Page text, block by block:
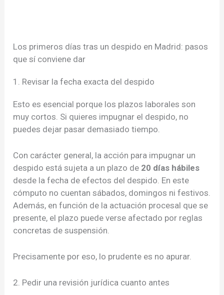
Los primeros días tras un despido en Madrid: pasos
que sí conviene dar
1. Revisar la fecha exacta del despido
Esto es esencial porque los plazos laborales son
muy cortos. Si quieres impugnar el despido, no
puedes dejar pasar demasiado tiempo.
Con carácter general, la acción para impugnar un
despido está sujeta a un plazo de 20 días hábiles
desde la fecha de efectos del despido. En este
cómputo no cuentan sábados, domingos ni festivos.
Además, en función de la actuación procesal que se
presente, el plazo puede verse afectado por reglas
concretas de suspensión.
Precisamente por eso, lo prudente es no apurar.
2. Pedir una revisión jurídica cuanto antes